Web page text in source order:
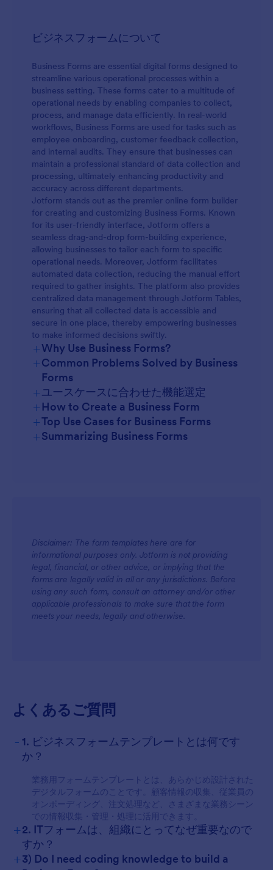
ビジネスフォームについて
Business Forms are essential digital forms designed to
streamline various operational processes within a
business setting. These forms cater to a multitude of
operational needs by enabling companies to collect,
process, and manage data efficiently. In real-world
workflows, Business Forms are used for tasks such as
employee onboarding, customer feedback collection,
and internal audits. They ensure that businesses can
maintain a professional standard of data collection and
processing, ultimately enhancing productivity and
accuracy across different departments.
Jotform stands out as the premier online form builder
for creating and customizing Business Forms. Known
for its user-friendly interface, Jotform offers a
seamless drag-and-drop form-building experience,
allowing businesses to tailor each form to specific
operational needs. Moreover, Jotform facilitates
automated data collection, reducing the manual effort
required to gather insights. The platform also provides
centralized data management through Jotform Tables,
ensuring that all collected data is accessible and
secure in one place, thereby empowering businesses
to make informed decisions swiftly.
+Why Use Business Forms?
+Common Problems Solved by Business
Forms
+ユースケースに合わせた機能選定
+How to Create a Business Form
+Top Use Cases for Business Forms
For Managers
For Teams
+Summarizing Business Forms
Disclaimer: The form templates here are for
informational purposes only. Jotform is not providing
legal, financial, or other advice, or implying that the
forms are legally valid in all or any jurisdictions. Before
using any such form, consult an attorney and/or other
applicable professionals to make sure that the form
meets your needs, legally and otherwise.
よくあるご質問
- 1. ビジネスフォームテンプレートとは何です
か？
業務用フォームテンプレートとは、あらかじめ設計された
デジタルフォームのことです。顧客情報の収集、従業員の
オンボーディング、注文処理など、さまざまな業務シーン
での情報収集・管理・処理に活用できます。
+2. ITフォームは、組織にとってなぜ重要なので
すか？
+3) Do I need coding knowledge to build a